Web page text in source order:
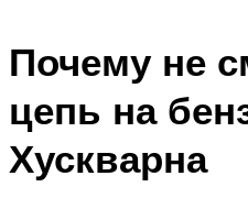
Почему не
цепь на
Хускварна